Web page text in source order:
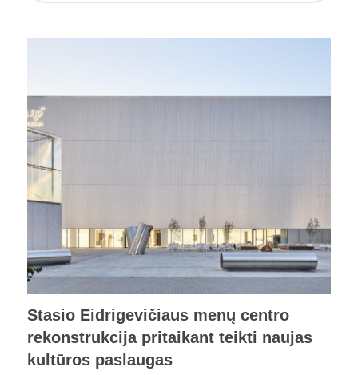
Stasio Eidrigevičiaus menų centro
rekonstrukcija pritaikant teikti naujas
kultūros paslaugas